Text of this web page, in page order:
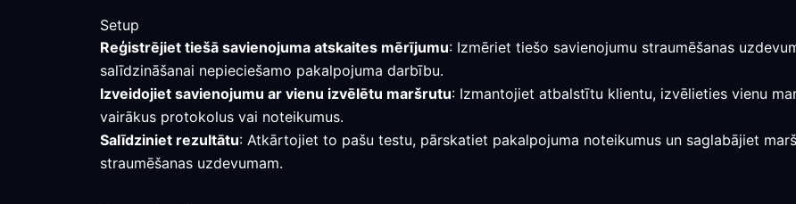
Setup
Reģistrējiet tiešā savienojuma atskaites mērījumu: Izmēriet tiešo savienojumu straumēšanas
salīdzināšanai nepieciešamo pakalpojuma darbību.
Izveidojiet savienojumu ar vienu izvēlētu maršrutu: Izmantojiet atbalstītu klientu, izvēlieties vienu
vairākus protokolus vai noteikumus.
Salīdziniet rezultātu: Atkārtojiet to pašu testu, pārskatiet pakalpojuma noteikumus un saglabājiet
straumēšanas uzdevumam.